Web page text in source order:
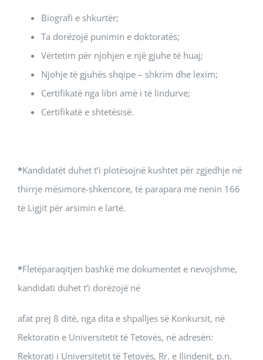
Biografi e shkurtër;
Ta dorëzojë punimin e doktoratës;
Vërtetim për njohjen e një gjuhe të huaj;
Njohje të gjuhës shqipe – shkrim dhe lexim;
Certifikatë nga libri amë i të lindurve;
Certifikatë e shtetësisë.
*Kandidatët duhet t’i plotësojnë kushtet për zgjedhje në
thirrje mësimore-shkencore, të parapara me nenin 166
të Ligjit për аrsimin e lartë.
*Fletëparaqitjen bashkë me dokumentet e nevojshme,
kandidati duhet t’i dorëzojë në
afat prej 8 ditë, nga dita e shpalljes së Konkursit, në
Rektoratin e Universitetit të Tetovës, në adresën:
Rektorati i Universitetit të Tetovës, Rr. e Ilindenit, p.n.